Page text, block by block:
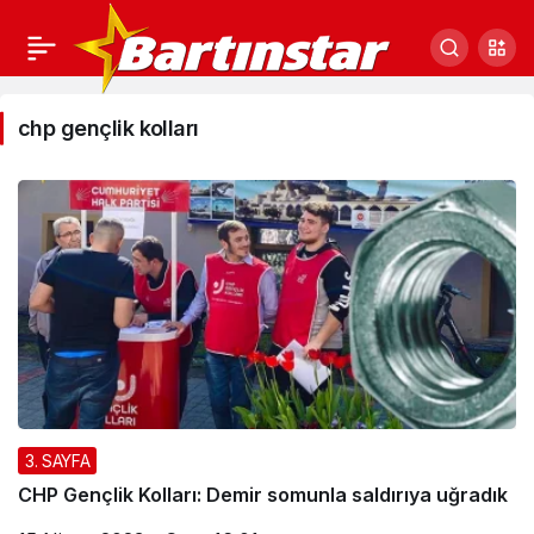
chp
kolları
Haberleri
chp gençlik kolları
3. SAYFA
CHP Gençlik Kolları: Demir somunla saldırıya uğradık